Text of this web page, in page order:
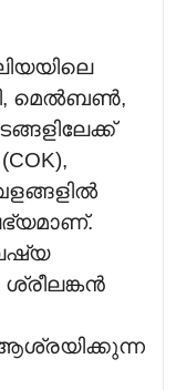
മെൽബൺ,